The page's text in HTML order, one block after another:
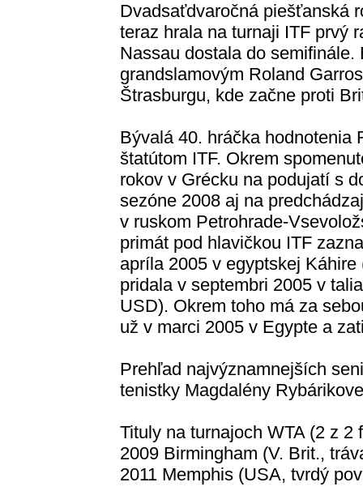
Dvadsaťdvaročná piešťanská
teraz hrala na turnaji ITF prvý
Nassau dostala do
grandslamovým Roland
Štrasburgu, kde začne proti
Bývalá 40. hráčka hodnotenia
štatútom ITF. Okrem
rokov v Grécku na podujatí s
sezóne 2008 aj na
v ruskom Petrohrade-
primát pod hlavičkou ITF
apríla 2005 v egyptskej
pridala v septembri 2005 v
USD). Okrem toho má za
už v marci 2005 v Egypte a
Prehľad najvýznamnejších
tenistky Magdalény
Tituly na turnajoch WTA (2 z 2
2009 Birmingham (V. Brit.,
2011 Memphis (USA, tvrdý